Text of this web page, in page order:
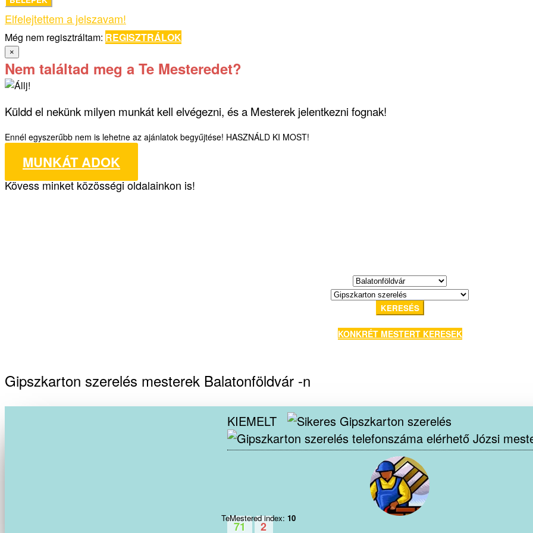
Elfelejtettem a jelszavam!
Még nem regisztráltam: REGISZTRÁLOK
×
Nem találtad meg a Te Mesteredet?
Küldd el nekünk milyen munkát kell elvégezni, és a Mesterek jelentkezni fognak!
Ennél egyszerűbb nem is lehetne az ajánlatok begyűjtése! HASZNÁLD KI MOST!
MUNKÁT ADOK
Kövess minket közösségi oldalainkon is!
KERESÉS
KONKRÉT MESTERT KERESEK
Gipszkarton szerelés mesterek Balatonföldvár -n
KIEMELT
Józsi
71 2
TeMestered index: 10